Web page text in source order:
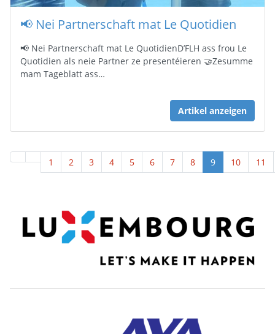
📢 Nei Partnerschaft mat Le Quotidien
📢 Nei Partnerschaft mat Le QuotidienD’FLH ass frou Le
Quotidien als neie Partner ze presentéieren 🤝Zesumme
mam Tageblatt ass…
Artikel anzeigen
1 2 3 4 5 6 7 8 9 10 11